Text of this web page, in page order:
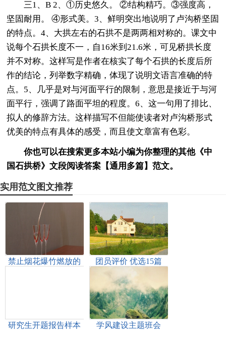
三1、B 2、①历史悠久。 ②结构精巧。③强度高，
坚固耐用。 ④形式美。3、鲜明突出地说明了卢沟桥坚固
的特点。4、大拱左右的石拱不是两两相对称的。课文中
说每个石拱长度不一，自16米到21.6米，可见桥拱长度
并不对称。这样写是作者在核实了每个石拱的长度后所
作的结论，列举数字精确，体现了说明文语言准确的特
点。5、几乎是对与河面平行的限制，意思是接近于与河
面平行，强调了路面平坦的程度。6、这一句用了排比、
拟人的修辞方法。这样描写不但能使读者对卢沟桥形式
优美的特点有具体的感受，而且使文章富有色彩。
你也可以在搜索更多本站小编为你整理的其他《中
国石拱桥》文段阅读答案【通用多篇】范文。
实用范文图文推荐
禁止烟花爆竹燃放的
团员评价 优选15篇
研究生开题报告样本
学风建设主题班会